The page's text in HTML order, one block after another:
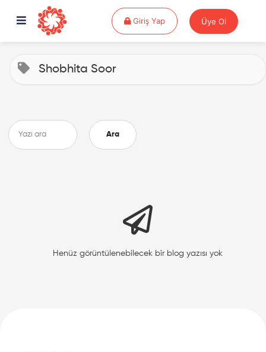
Giriş YapGiriş Yap Üye Ol
Shobhita Soor
Ara
Henüz görüntülenebilecek bir blog yazısı yok